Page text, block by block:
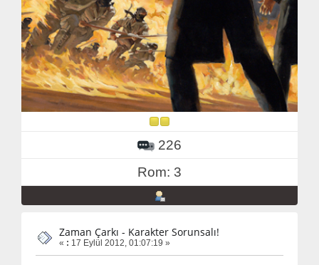
226
Rom: 3
Zaman Çarkı - Karakter Sorunsalı!
« : 17 Eylül 2012, 01:07:19 »